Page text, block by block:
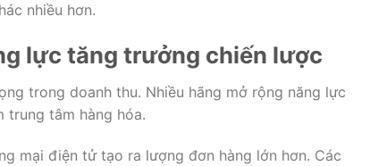
nhiều hơn.
lực tăng trưởng chiến lược
trong doanh thu. Nhiều hãng mở rộng năng lực
trung tâm hàng hóa.
mại điện tử tạo ra lượng đơn hàng lớn hơn. Các